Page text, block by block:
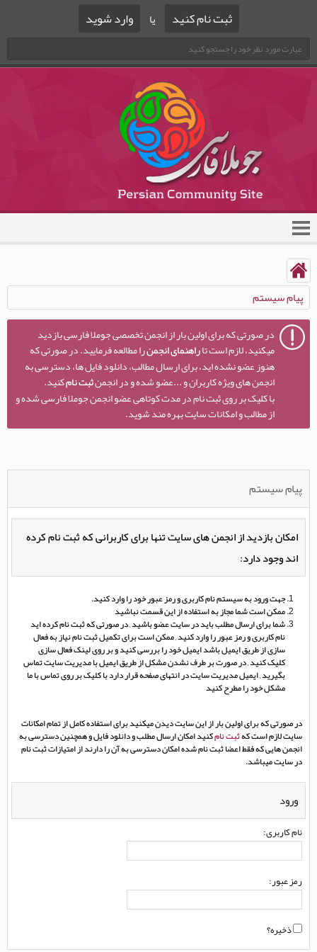
ثبت نام کنید یا وارد شوید
پیام سیستم
در صورتی که برای اولین بار از انجمن تخصصی جوملا فارسی بازدید
میکنید، لازم است تاراهنمای انجمنرا مطالعه فرمایید. در صورتی که
هنوز عضو نشده اید، برای ارسال مطالب، دانلود فایل ها، دسترسی به
انجمن های ویژه کاربران و ...عضو شده و در انجمنثبت نامکنید.
با کلیک بر روی ثبت نام در مدت کوتاهی عضو انجمن جوملا فارسی شده و
از مطالب و امکانات سایت بهره مند شوید.
پیام سیستم
امکان بازدید از انجمن های سایت تنها برای کاربرانی که ثبت نام کرده
اند وجود دارد:
جهت ورود به سیستم نام کاربری و رمز عبور خود را وارد کنید.
ممکن است شما مجاز به استفاده از این قسمت نباشید
شما برای ارسال مطلب باید در سایت عضو باشید , در صورتی که ثبت نام کرده اید
نام کاربری و رمز عبور را وارد کنید , ممکن است برای تکمیل ثبت نام نیاز به فعال
سازی از طریق ایمیل باشد ایمیل خود را بررسی کنید و بر روی لینک فعال سازی
کلیک کنید , در صورت بر طرف نشدن مشکل از طریق ایمیل با مدیریت سایت تماس
بگیرید , ایمیل مدیریت سایت در انتهای صفحه قرار دارد با کلیک بر روی تماس با ما
مشکل خود را مطرح کنید
در صورتی که برای اولین بار از این سایت دیدن میکنید برای استفاده کامل از تمام امکانات
سایت لازم است کهثبت نامکنید امکان ارسال مطلب و دانلود فایل و همچنین دسترسی به
انجمن هایی که فقط اعضا ثبت نام شده امکان دسترسی به آن را دارند از امتیازات ثبت نام
در سایت میباشد.
ورود
نام کاربری:
رمز عبور:
ذخیره؟